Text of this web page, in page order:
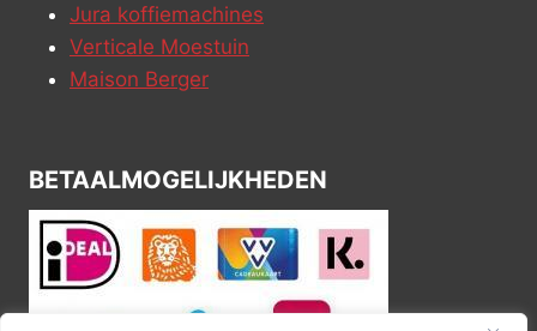
Jura koffiemachines
Verticale Moestuin
Maison Berger
BETAALMOGELIJKHEDEN